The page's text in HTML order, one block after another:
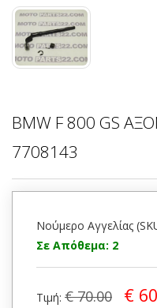
BMW F 800 GS
7708143
Νούμερο Αγγελίας
Σε Απόθεμα: 2
Τιμή: € 70.00 €